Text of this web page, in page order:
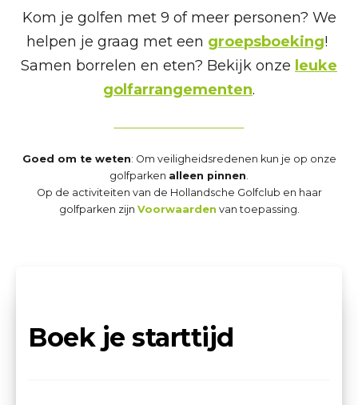
Kom je golfen met 9 of meer personen? We
helpen je graag met een groepsboeking!
Samen borrelen en eten? Bekijk onze leuke
golfarrangementen.
Goed om te weten: Om veiligheidsredenen kun je op onze
golfparken alleen pinnen.
Op de activiteiten van de Hollandsche Golfclub en haar
golfparken zijn Voorwaarden van toepassing.
Boek je starttijd